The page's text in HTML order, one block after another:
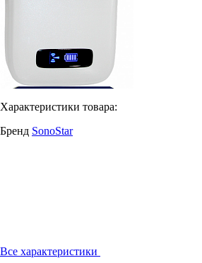
Характеристики товара:
Бренд SonoStar
Все характеристики